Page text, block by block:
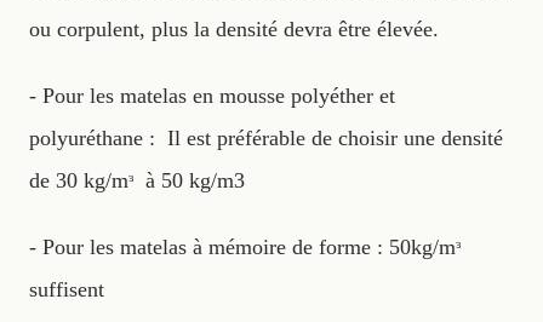
ou corpulent, plus la densité devra être élevée.
- Pour les matelas en mousse polyéther et
polyuréthane : Il est préférable de choisir une densité
de 30 kg/mᶟ à 50 kg/m3
- Pour les matelas à mémoire de forme : 50kg/mᶟ
suffisent